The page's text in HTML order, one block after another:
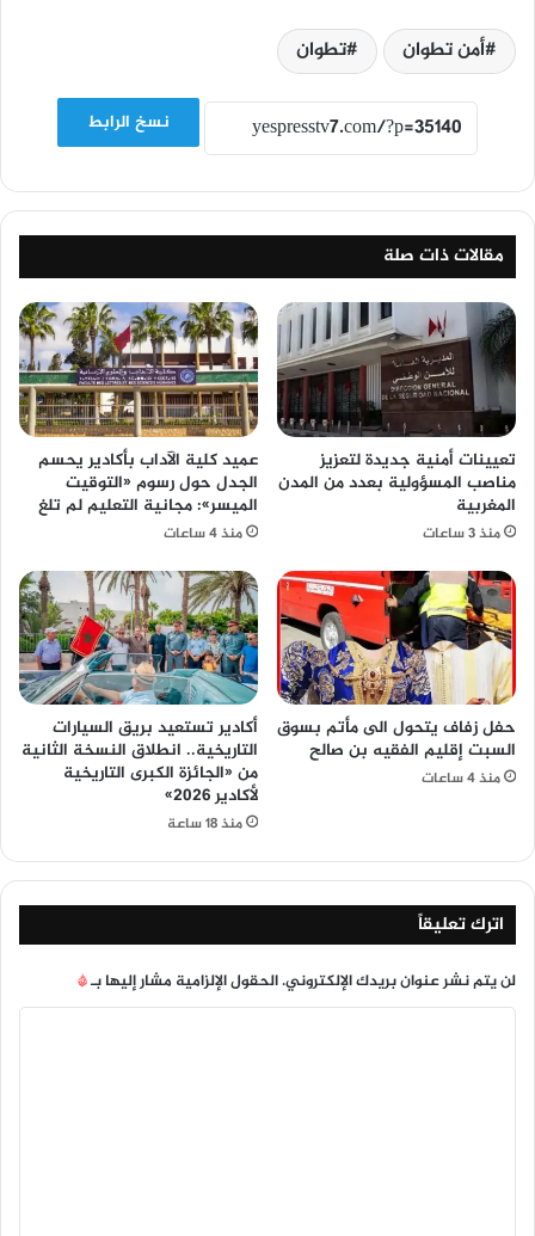
أمن تطوان تطوان
نسخ الرابط
مقالات ذات صلة
تعيينات أمنية جديدة لتعزيز
مناصب المسؤولية بعدد من المدن
المغربية
منذ 3 ساعات
عميد كلية الآداب بأكادير يحسم
الجدل حول رسوم «التوقيت
الميسر»: مجانية التعليم لم تلغ
منذ 4 ساعات
حفل زفاف يتحول الى مأتم بسوق
السبت إقليم الفقيه بن صالح
منذ 4 ساعات
أكادير تستعيد بريق السيارات
التاريخية.. انطلاق النسخة الثانية
من «الجائزة الكبرى التاريخية
لأكادير 2026»
منذ 18 ساعة
اترك تعليقاً
لن يتم نشر عنوان بريدك الإلكتروني.الحقول الإلزامية مشار إليها بـ*